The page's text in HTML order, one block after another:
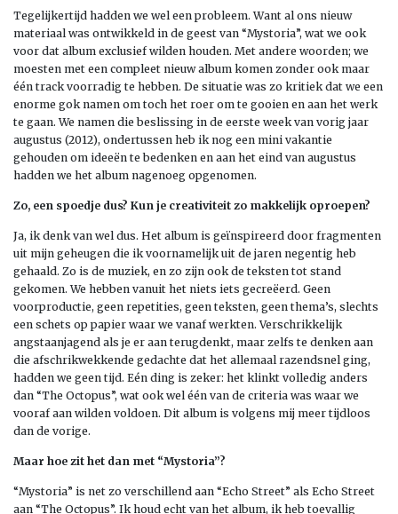
Tegelijkertijd hadden we wel een probleem. Want al ons nieuw
materiaal was ontwikkeld in de geest van “Mystoria”, wat we ook
voor dat album exclusief wilden houden. Met andere woorden; we
moesten met een compleet nieuw album komen zonder ook maar
één track voorradig te hebben. De situatie was zo kritiek dat we een
enorme gok namen om toch het roer om te gooien en aan het werk
te gaan. We namen die beslissing in de eerste week van vorig jaar
augustus (2012), ondertussen heb ik nog een mini vakantie
gehouden om ideeën te bedenken en aan het eind van augustus
hadden we het album nagenoeg opgenomen.
Zo, een spoedje dus? Kun je creativiteit zo makkelijk oproepen?
Ja, ik denk van wel dus. Het album is geïnspireerd door fragmenten
uit mijn geheugen die ik voornamelijk uit de jaren negentig heb
gehaald. Zo is de muziek, en zo zijn ook de teksten tot stand
gekomen. We hebben vanuit het niets iets gecreëerd. Geen
voorproductie, geen repetities, geen teksten, geen thema’s, slechts
een schets op papier waar we vanaf werkten. Verschrikkelijk
angstaanjagend als je er aan terugdenkt, maar zelfs te denken aan
die afschrikwekkende gedachte dat het allemaal razendsnel ging,
hadden we geen tijd. Eén ding is zeker: het klinkt volledig anders
dan “The Octopus”, wat ook wel één van de criteria was waar we
vooraf aan wilden voldoen. Dit album is volgens mij meer tijdloos
dan de vorige.
Maar hoe zit het dan met “Mystoria”?
“Mystoria” is net zo verschillend aan “Echo Street” als Echo Street
aan “The Octopus”. Ik houd echt van het album, ik heb toevallig